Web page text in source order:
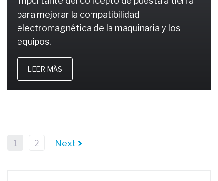
para mejorar la compatibilidad
electromagnética de la maquinaria y los
equipos.
LEER MÁS
1 2 Next